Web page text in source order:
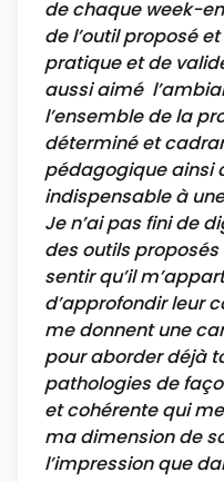
de chaque week-
de l’outil proposé
pratique et de
aussi aimé
l’ensemble de la
déterminé et
pédagogique ainsi
indispensable à
Je n’ai pas fini de
des outils proposés
sentir qu’il
d’approfondir leur
me donnent une
pour aborder déjà
pathologies de
et cohérente qui
ma dimension de
l’impression que